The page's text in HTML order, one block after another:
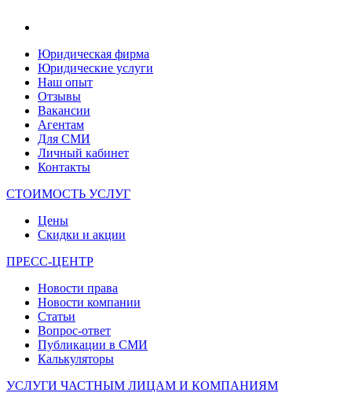
Юридическая фирма
Юридические услуги
Наш опыт
Отзывы
Вакансии
Агентам
Для СМИ
Личный кабинет
Контакты
СТОИМОСТЬ УСЛУГ
Цены
Скидки и акции
ПРЕСС-ЦЕНТР
Новости права
Новости компании
Статьи
Вопрос-ответ
Публикации в СМИ
Калькуляторы
УСЛУГИ ЧАСТНЫМ ЛИЦАМ И КОМПАНИЯМ